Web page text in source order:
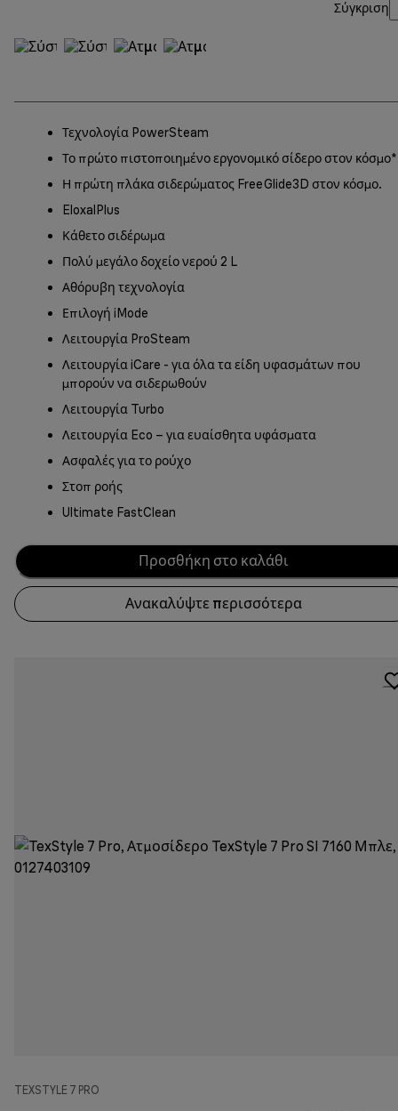
Σύγκριση
Τεχνολογία PowerSteam
Το πρώτο πιστοποιημένο εργονομικό σίδερο στον κόσμο*
Η πρώτη πλάκα σιδερώματος FreeGlide3D στον κόσμο.
EloxalPlus
Κάθετο σιδέρωμα
Πολύ μεγάλο δοχείο νερού 2 L
Αθόρυβη τεχνολογία
Επιλογή iMode
Λειτουργία ProSteam
Λειτουργία iCare - για όλα τα είδη υφασμάτων που
μπορούν να σιδερωθούν
Λειτουργία Turbo
Λειτουργία Eco – για ευαίσθητα υφάσματα
Ασφαλές για το ρούχο
Στοπ ροής
Ultimate FastClean
Προσθήκη στο καλάθι
Ανακαλύψτε περισσότερα
TEXSTYLE 7 PRO